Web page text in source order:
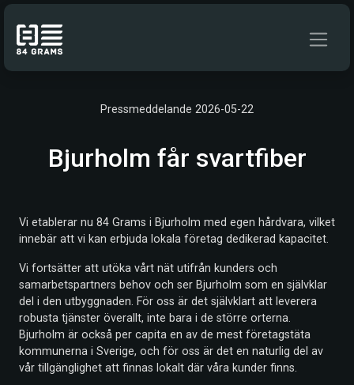
Hoppa till innehåll
Pressmeddelande 2026-05-22
Bjurholm får svartfiber
Vi etablerar nu 84 Grams i Bjurholm med egen hårdvara, vilket
innebär att vi kan erbjuda lokala företag dedikerad kapacitet.
Vi fortsätter att utöka vårt nät utifrån kunders och
samarbetspartners behov och ser Bjurholm som en självklar
del i den utbyggnaden. För oss är det självklart att leverera
robusta tjänster överallt, inte bara i de större orterna.
Bjurholm är också per capita en av de mest företagstäta
kommunerna i Sverige, och för oss är det en naturlig del av
vår tillgänglighet att finnas lokalt där våra kunder finns.